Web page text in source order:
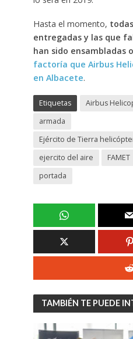
Hasta el momento,
entregadas y las que
han sido ensambladas
factoría que Airbus
en Albacete.
Etiquetas Airbus
armada
Ejército de Tierra
ejercito del aire
FAMET
portada
TAMBIÉN TE PUEDE